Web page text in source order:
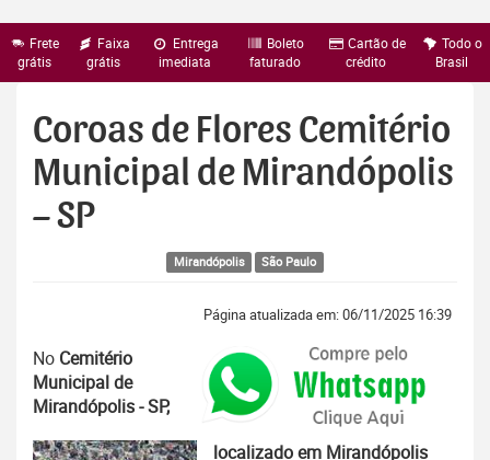
Frete
grátis
Faixa
grátis
Entrega
imediata
Boleto
faturado
Cartão de
crédito
Todo o
Brasil
Coroas de Flores Cemitério
Municipal de Mirandópolis
– SP
Mirandópolis São Paulo
Página atualizada em: 06/11/2025 16:39
No Cemitério
Municipal de
Mirandópolis - SP,
localizado em Mirandópolis